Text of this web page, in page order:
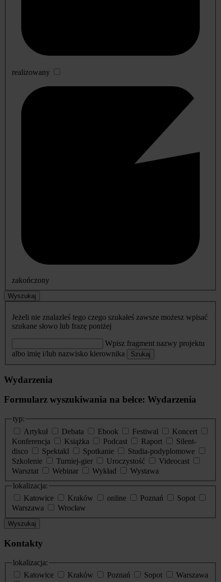
realizowany
zakończony
Wyszukaj
Jeżeli nie znalazłeś tego czego szukałeś zawsze możesz wpisać
szukane słowo lub frazę poniżej
Wpisz fragment nazwy projektu
albo imię i/lub nazwisko kierownika
Szukaj
Wydarzenia
Formularz wyszukiwania na belce: Wydarzenia
typ:
Artykuł
Debata Ebook Festiwal
Koncert
Konferencja
Książka Podcast Raport
Silent-
disco
Spektakl Spotkanie
Studia-podyplomowe
Szkolenie
Turniej-gier Uroczystość
Videocast
Warsztat
Webinar Wykład
Wystawa
lokalizacja:
Katowice
Kraków online Poznań
Sopot
Warszawa
Wrocław
Wyszukaj
Kontakty
lokalizacja:
Katowice
Kraków Poznań Sopot
Warszawa